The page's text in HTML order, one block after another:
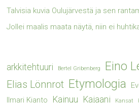
Talvisia kuvia Oulujärvestä ja sen
Jollei maalis maata näytä, niin ei
arkkitehtuuri Bertel Gribenberg Eino
Elias Lönnrot Etymologia
Ilmari Kianto
Kainuu Kajaani Kansat